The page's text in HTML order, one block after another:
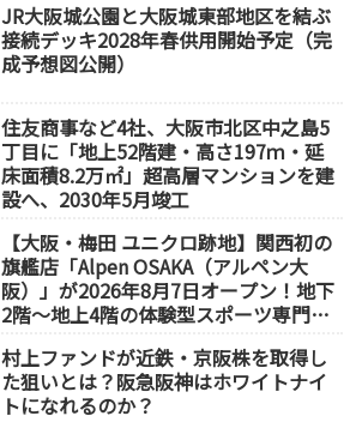
JR大阪城公園と大阪城東部地区を結ぶ
接続デッキ2028年春供用開始予定（完
成予想図公開）
住友商事など4社、大阪市北区中之島5
丁目に「地上52階建・高さ197ｍ・延
床面積8.2万㎡」超高層マンションを建
設へ、2030年5月竣工
【大阪・梅田 ユニクロ跡地】関西初の
旗艦店「Alpen OSAKA（アルペン大
阪）」が2026年8月7日オープン！地下
2階～地上4階の体験型スポーツ専門店
村上ファンドが近鉄・京阪株を取得し
た狙いとは？阪急阪神はホワイトナイ
トになれるのか？